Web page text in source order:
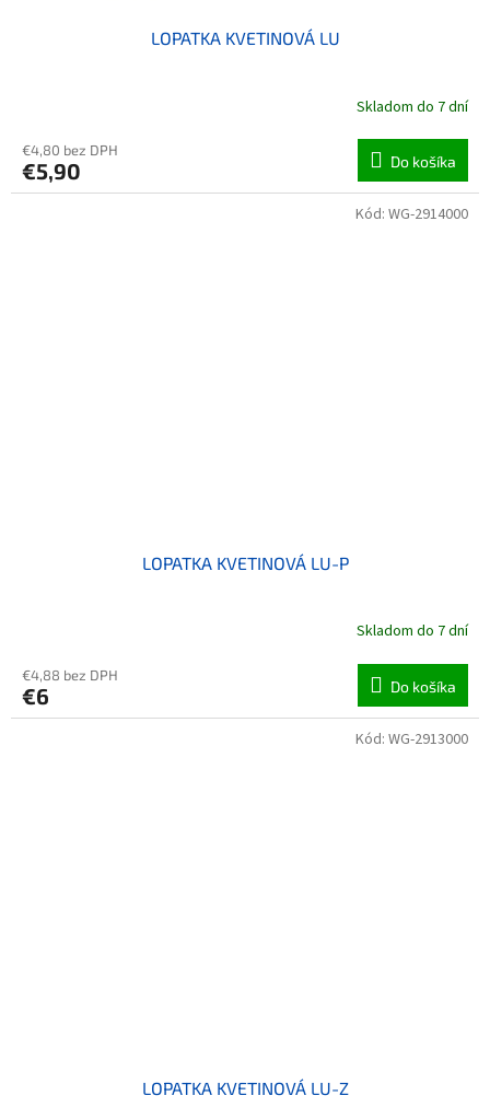
LOPATKA KVETINOVÁ LU
Skladom do 7 dní
€4,80 bez DPH
€5,90 Do košíka
LOPATKA KVETINOVÁ LU-P
Skladom do 7 dní
€4,88 bez DPH
€6 Do košíka
Kód: WG-2914000
LOPATKA KVETINOVÁ LU-Z
Kód: WG-2913000